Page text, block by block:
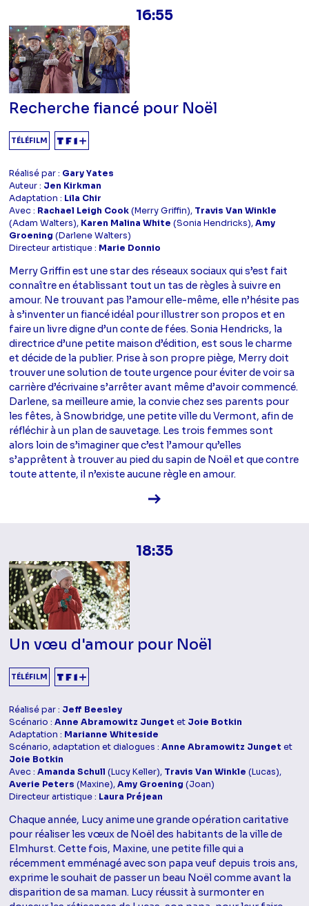
16:55
Recherche fiancé pour Noël
TÉLÉFILM
Réalisé par : Gary Yates
Auteur : Jen Kirkman
Adaptation : Lila Chir
Avec : Rachael Leigh Cook(Merry Griffin), Travis Van Winkle
(Adam Walters), Karen Malina White (Sonia Hendricks),Amy
Groening (Darlene Walters)
Directeur artistique : Marie Donnio
Merry Griffin est une star des réseaux sociaux qui s’est fait
connaître en établissant tout un tas de règles à suivre en
amour. Ne trouvant pas l’amour elle-même, elle n’hésite pas
à s’inventer un fiancé idéal pour illustrer son propos et en
faire un livre digne d’un conte de fées. Sonia Hendricks, la
directrice d’une petite maison d’édition, est sous le charme
et décide de la publier. Prise à son propre piège, Merry doit
trouver une solution de toute urgence pour éviter de voir sa
carrière d’écrivaine s’arrêter avant même d’avoir commencé.
Darlene, sa meilleure amie, la convie chez ses parents pour
les fêtes, à Snowbridge, une petite ville du Vermont, afin de
réfléchir à un plan de sauvetage. Les trois femmes sont
alors loin de s’imaginer que c’est l’amour qu’elles
s’apprêtent à trouver au pied du sapin de Noël et que contre
toute attente, il n’existe aucune règle en amour.
Voir la fiche diffusion
18:35
Un vœu d'amour pour Noël
TÉLÉFILM
Réalisé par : Jeff Beesley
Scénario :Anne Abramowitz Junget et Joie Botkin
Adaptation : Marianne Whiteside
Scénario, adaptation et dialogues :Anne Abramowitz Junget et
Joie Botkin
Avec :Amanda Schull (Lucy Keller), Travis Van Winkle (Lucas),
Averie Peters (Maxine),Amy Groening (Joan)
Directeur artistique : Laura Préjean
Chaque année, Lucy anime une grande opération caritative
pour réaliser les vœux de Noël des habitants de la ville de
Elmhurst. Cette fois, Maxine, une petite fille qui a
récemment emménagé avec son papa veuf depuis trois ans,
exprime le souhait de passer un beau Noël comme avant la
disparition de sa maman. Lucy réussit à surmonter en